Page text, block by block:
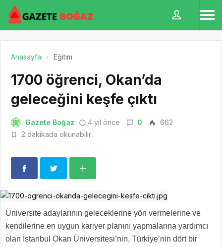
Anasayfa Eğitim
1700 öğrenci, Okan’da
geleceğini keşfe çıktı
Gazete Boğaz 4 yıl önce 0
662
2 dakikada okunabilir
Üniversite adaylarının geleceklerine yön vermelerine ve
kendilerine en uygun kariyer planını yapmalarına yardımcı
olan İstanbul Okan Üniversitesi’nin, Türkiye’nin dört bir